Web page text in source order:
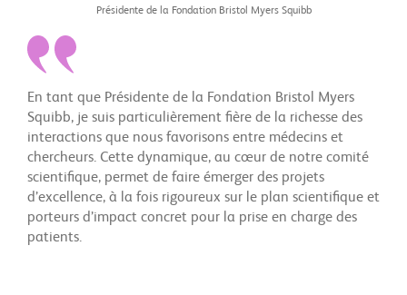
Présidente de la Fondation Bristol Myers Squibb
En tant que Présidente de la Fondation Bristol Myers
Squibb, je suis particulièrement fière de la richesse des
interactions que nous favorisons entre médecins et
chercheurs. Cette dynamique, au cœur de notre comité
scientifique, permet de faire émerger des projets
d’excellence, à la fois rigoureux sur le plan scientifique et
porteurs d’impact concret pour la prise en charge des
patients.